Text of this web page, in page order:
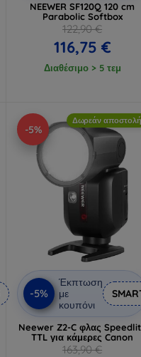
NEEWER SF120Q 120 cm
Parabolic Softbox
122,90 €
116,75 €
Διαθέσιμο > 5 τεμ
-5%
Δωρεάν αποστολή
-5%
Έκπτωση
με
κουπόνι
Neewer Z2-C φλας
TTL για κάμερες Canon
163,90 €